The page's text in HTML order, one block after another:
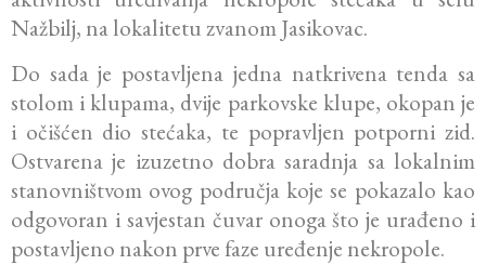
Nažbilj, na lokalitetu zvanom Jasikovac.
Do sada je postavljena jedna natkrivena tenda sa
stolom i klupama, dvije parkovske klupe, okopan je
i očišćen dio stećaka, te popravljen potporni zid.
Ostvarena je izuzetno dobra saradnja sa lokalnim
stanovništvom ovog područja koje se pokazalo kao
odgovoran i savjestan čuvar onoga što je urađeno i
postavljeno nakon prve faze uređenje nekropole.